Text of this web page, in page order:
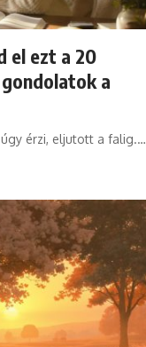
el ezt a 20
a
érzi, eljutott a falig.…